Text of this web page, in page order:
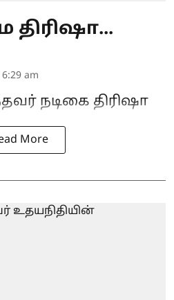
திரிஷா...
am
நடிகை திரிஷா
More